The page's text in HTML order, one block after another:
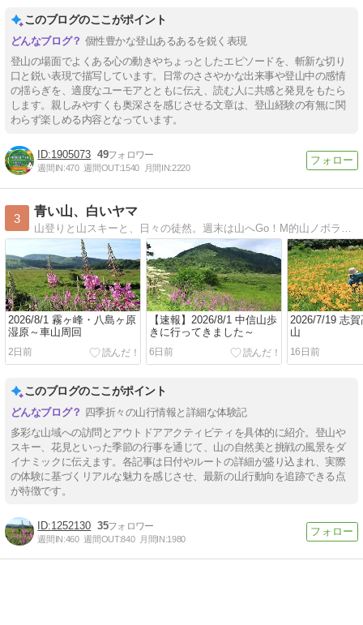
このブログのここがポイント
個性豊かな登山あるあるを鋭く表現
登山の場面でよくある心の動きやちょっとしたエピソードを、斬新な切り
口と鋭い表現で描写しています。日常のささやかな出来事や登山中の感情
の揺らぎを、適度なユーモアとともに伝え、読む人に共感と発見をもたら
します。親しみやすくも奥深さを感じさせる文章は、登山経験の有無に関
わらず楽しめる内容となっています。
1905073 49
週間IN:470 週間OUT:1540 月間IN:2220
3
青い山、白いヤマ
2026/8/1 霧ヶ峰・八島ヶ原
湿原～車山周回
2日前
【速報】2026/8/1 中信山歩
きに行ってきました～
6日前
2026/7/19 志
山
16日前
このブログのここがポイント
四季折々の山行情報と詳細な体験記
多彩な山域への訪問とアウトドアアクティビティを具体的に紹介。登山や
スキー、花見といった季節の行事を通じて、山の自然美と挑戦の風景をダ
イナミックに伝えます。各記事は日付やルートの詳細が盛り込まれ、実際
の体験に基づくリアルな魅力を感じさせ、最新の山行動向を追跡できる点
が特徴です。
1252130 35
週間IN:460 週間OUT:840 月間IN:1980